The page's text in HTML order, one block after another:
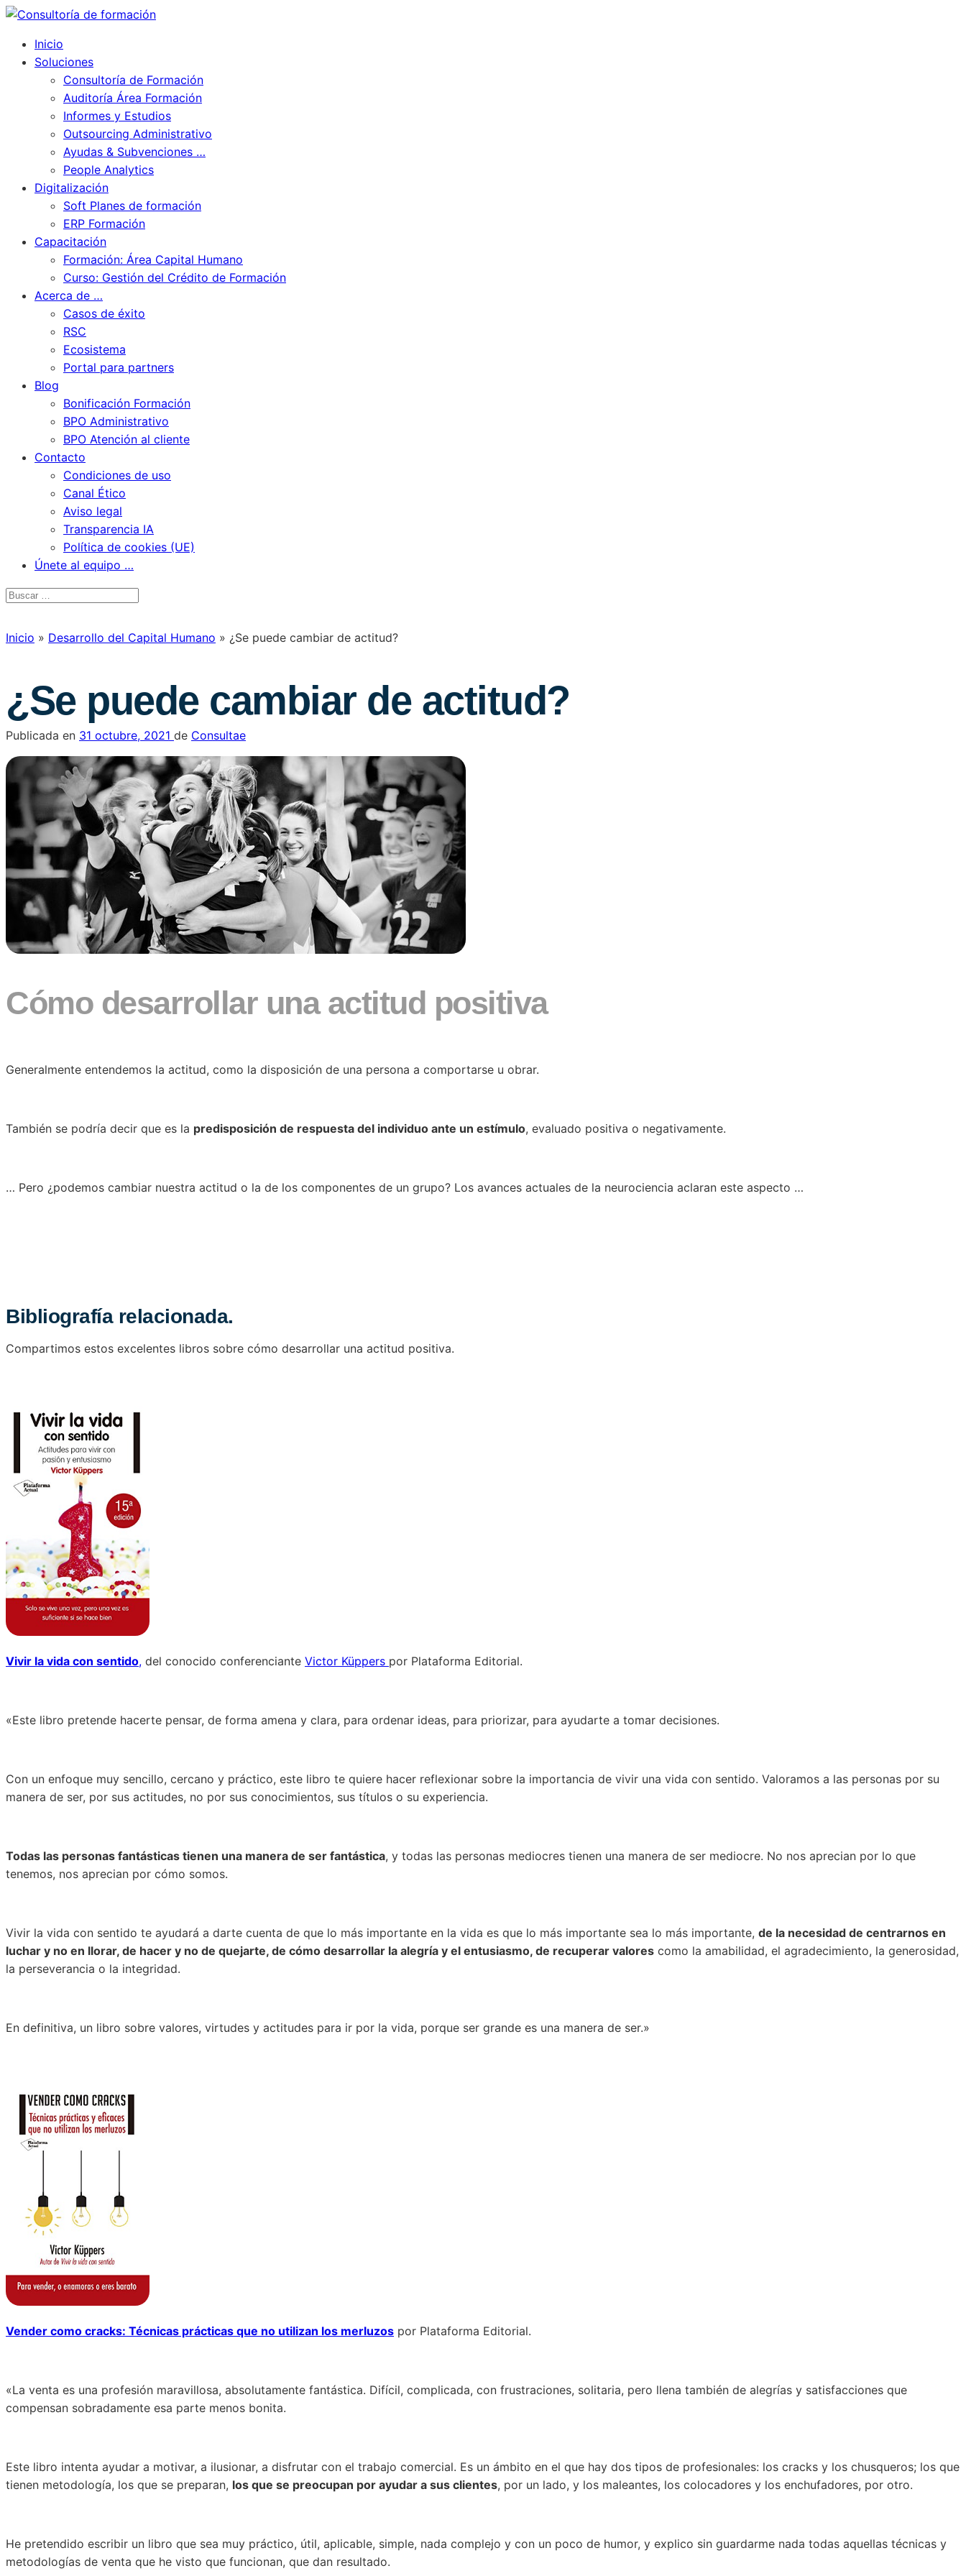
Inicio
Soluciones
Consultoría de Formación
Auditoría Área Formación
Informes y Estudios
Outsourcing Administrativo
Ayudas & Subvenciones …
People Analytics
Digitalización
Soft Planes de formación
ERP Formación
Capacitación
Formación: Área Capital Humano
Curso: Gestión del Crédito de Formación
Acerca de …
Casos de éxito
RSC
Ecosistema
Portal para partners
Blog
Bonificación Formación
BPO Administrativo
BPO Atención al cliente
Contacto
Condiciones de uso
Canal Ético
Aviso legal
Transparencia IA
Política de cookies (UE)
Únete al equipo …
Inicio » Desarrollo del Capital Humano » ¿Se puede cambiar de actitud?
¿Se puede cambiar de actitud?
Publicada en 31 octubre, 2021 de Consultae
Cómo desarrollar una actitud positiva
Generalmente entendemos la actitud, como la disposición de una persona a comportarse u obrar.
También se podría decir que es la predisposición de respuesta del individuo ante un estímulo, evaluado positiva o negativamente.
… Pero ¿podemos cambiar nuestra actitud o la de los componentes de un grupo? Los avances actuales de la neurociencia aclaran este aspecto …
Bibliografía relacionada.
Compartimos estos excelentes libros sobre cómo desarrollar una actitud positiva.
Vivir la vida con sentido, del conocido conferenciante Victor Küppers por Plataforma Editorial.
«Este libro pretende hacerte pensar, de forma amena y clara, para ordenar ideas, para priorizar, para ayudarte a tomar decisiones.
Con un enfoque muy sencillo, cercano y práctico, este libro te quiere hacer reflexionar sobre la importancia de vivir una vida con sentido. Valoramos a las personas por su
manera de ser, por sus actitudes, no por sus conocimientos, sus títulos o su experiencia.
Todas las personas fantásticas tienen una manera de ser fantástica, y todas las personas mediocres tienen una manera de ser mediocre. No nos aprecian por lo que
tenemos, nos aprecian por cómo somos.
Vivir la vida con sentido te ayudará a darte cuenta de que lo más importante en la vida es que lo más importante sea lo más importante, de la necesidad de centrarnos en
luchar y no en llorar, de hacer y no de quejarte, de cómo desarrollar la alegría y el entusiasmo, de recuperar valores como la amabilidad, el agradecimiento, la generosidad,
la perseverancia o la integridad.
En definitiva, un libro sobre valores, virtudes y actitudes para ir por la vida, porque ser grande es una manera de ser.»
Vender como cracks: Técnicas prácticas que no utilizan los merluzos por Plataforma Editorial.
«La venta es una profesión maravillosa, absolutamente fantástica. Difícil, complicada, con frustraciones, solitaria, pero llena también de alegrías y satisfacciones que
compensan sobradamente esa parte menos bonita.
Este libro intenta ayudar a motivar, a ilusionar, a disfrutar con el trabajo comercial. Es un ámbito en el que hay dos tipos de profesionales: los cracks y los chusqueros; los que
tienen metodología, los que se preparan, los que se preocupan por ayudar a sus clientes, por un lado, y los maleantes, los colocadores y los enchufadores, por otro.
He pretendido escribir un libro que sea muy práctico, útil, aplicable, simple, nada complejo y con un poco de humor, y explico sin guardarme nada todas aquellas técnicas y
metodologías de venta que he visto que funcionan, que dan resultado.